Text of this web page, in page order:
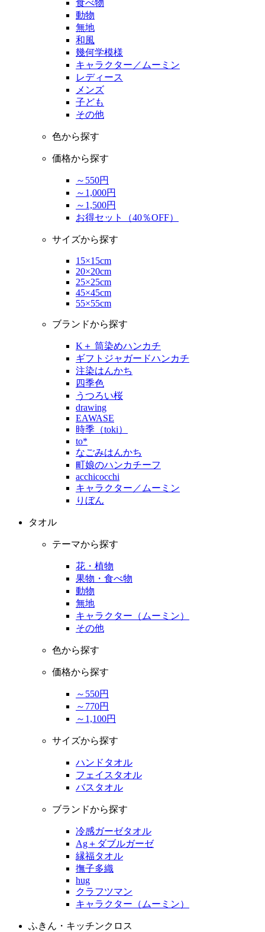
食べ物
動物
無地
和風
幾何学模様
キャラクター／ムーミン
レディース
メンズ
子ども
その他
色から探す
価格から探す
～550円
～1,000円
～1,500円
お得セット（40％OFF）
サイズから探す
15×15cm
20×20cm
25×25cm
45×45cm
55×55cm
ブランドから探す
K＋ 筒染めハンカチ
ギフトジャガードハンカチ
注染はんかち
四季色
うつろい桜
drawing
EAWASE
時季（toki）
to*
なごみはんかち
町娘のハンカチーフ
acchicocchi
キャラクター／ムーミン
りぼん
タオル
テーマから探す
花・植物
果物・食べ物
動物
無地
キャラクター（ムーミン）
その他
色から探す
価格から探す
～550円
～770円
～1,100円
サイズから探す
ハンドタオル
フェイスタオル
バスタオル
ブランドから探す
冷感ガーゼタオル
Ag＋ダブルガーゼ
縁福タオル
撫子多織
hug
クラフツマン
キャラクター（ムーミン）
ふきん・キッチンクロス